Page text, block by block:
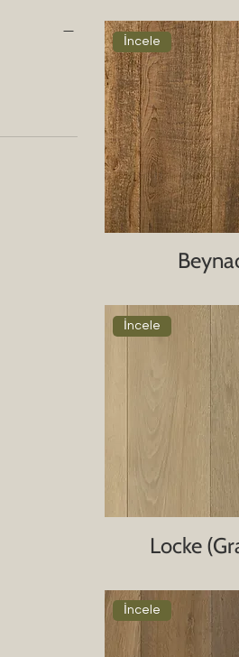
İncele
İncele
Locke
İncele